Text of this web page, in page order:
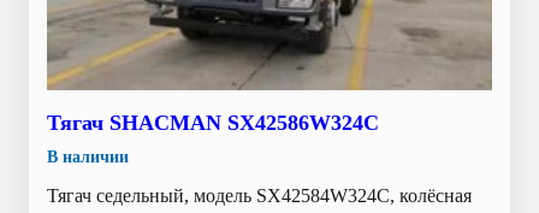
Тягач SHACMAN SX42586W324C
В наличии
Тягач седельный, модель SX42584W324C, колёсная